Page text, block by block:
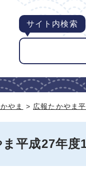
サイト内検索
やま > 広報たかやま
平成27年度